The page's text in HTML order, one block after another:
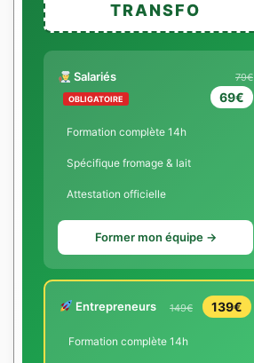
TRANSFO
Salariés
OBLIGATOIRE
79€
69€
Formation complète 14h
Spécifique fromage & lait
Attestation officielle
Former mon équipe →
Entrepreneurs 149€ 139€
Formation complète 14h